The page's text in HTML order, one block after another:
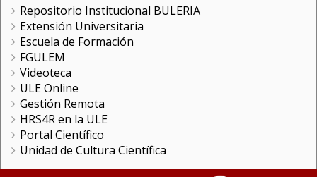
Repositorio Institucional BULERIA
Extensión Universitaria
Escuela de Formación
FGULEM
Videoteca
ULE Online
Gestión Remota
HRS4R en la ULE
Portal Científico
Unidad de Cultura Científica